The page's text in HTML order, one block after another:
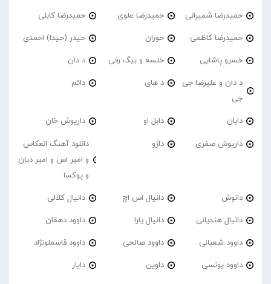
حمیدرضا شمیرانی حمیدرضا علوی حمیدرضا کابلی
حمیدرضا کاظمی حوران حیدر (حیدا) احمدی
خسرو پاشایی خلسه و بیگ رفی د دان
د دان و علیرضا جی
جی
د های دائم
دابان دابل او داریوش خان
داریوش صفری داژو
دانلود آهنگ انعکاس
و امیر اس و امیر دیان
و پوکسا
دانوش دانیال اس اچ دانیال کلالی
دانیال هندیانی دانیال یارا داوود دهقان
داوود شعبانی داوود صالحی داوود قاسملونژاد
داوود یونسی داوین دایار